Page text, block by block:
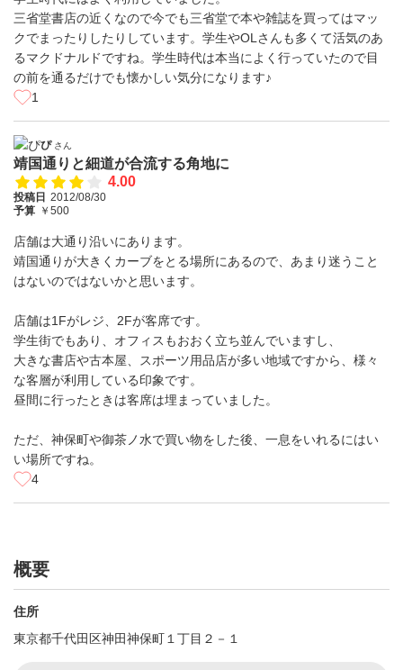
三省堂書店の近くなので今でも三省堂で本や雑誌を買ってはマッ
クでまったりしたりしています。学生やOLさんも多くて活気のあ
るマクドナルドですね。学生時代は本当によく行っていたので目
の前を通るだけでも懐かしい気分になります♪
1
ぴ さん
靖国通りと細道が合流する角地に
4.00
投稿日 2012/08/30
予算 ￥500
店舗は大通り沿いにあります。
靖国通りが大きくカーブをとる場所にあるので、あまり迷うこと
はないのではないかと思います。
店舗は1Fがレジ、2Fが客席です。
学生街でもあり、オフィスもおおく立ち並んでいますし、
大きな書店や古本屋、スポーツ用品店が多い地域ですから、様々
な客層が利用している印象です。
昼間に行ったときは客席は埋まっていました。
ただ、神保町や御茶ノ水で買い物をした後、一息をいれるにはい
い場所ですね。
4
概要
住所
東京都千代田区神田神保町１丁目２－１